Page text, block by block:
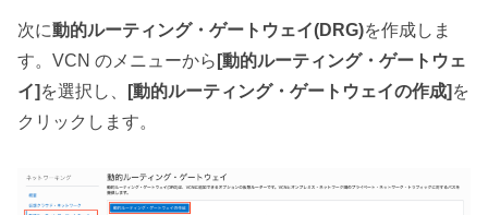
次に動的ルーティング・ゲートウェイ(DRG)を作成しま
す。VCN のメニューから [動的ルーティング・ゲートウェ
イ] を選択し、 [動的ルーティング・ゲートウェイの作成] を
クリックします。